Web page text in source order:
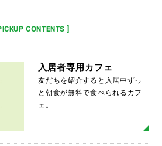
CONTENTS ]
入居者専用カフェ
友だちを紹介すると入居中ずっ
と朝食が無料で食べられるカフ
ェ。